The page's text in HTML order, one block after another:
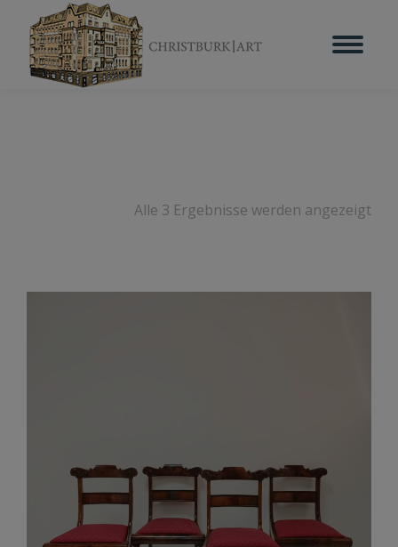
Alle 3 Ergebnisse werden angezeigt